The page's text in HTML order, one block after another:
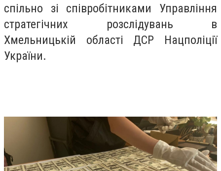
спільно зі співробітниками Управління
стратегічних розслідувань в
Хмельницькій області ДСР Нацполіції
України.